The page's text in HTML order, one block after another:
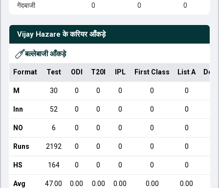
गेंदबाजी 0 0 0
Vijay Hazare के करियर आँकड़े
बल्लेबाजी आँकड़े
Format Test ODI T20I IPL First Class List A
M 30 0 0 0 0 0
Inn 52 0 0 0 0 0
NO 6 0 0 0 0 0
Runs 2192 0 0 0 0 0
HS 164 0 0 0 0 0
Avg 47.00 0.00 0.00 0.00 0.00 0.00